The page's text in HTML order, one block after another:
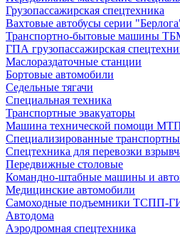
Грузопассажирская спецтехника
Вахтовые автобусы серии
Транспортно-бытовые машины
ГПА грузопассажирская
Маслораздаточные станции
Бортовые автомобили
Седельные тягачи
Специальная техника
Транспортные эвакуаторы
Машина технической помощи
Специализированные
Спецтехника для перевозки
Передвижные столовые
Командно-штабные машины и
Медицинские автомобили
Самоходные подъемники ТСПП-
Автодома
Аэродромная спецтехника